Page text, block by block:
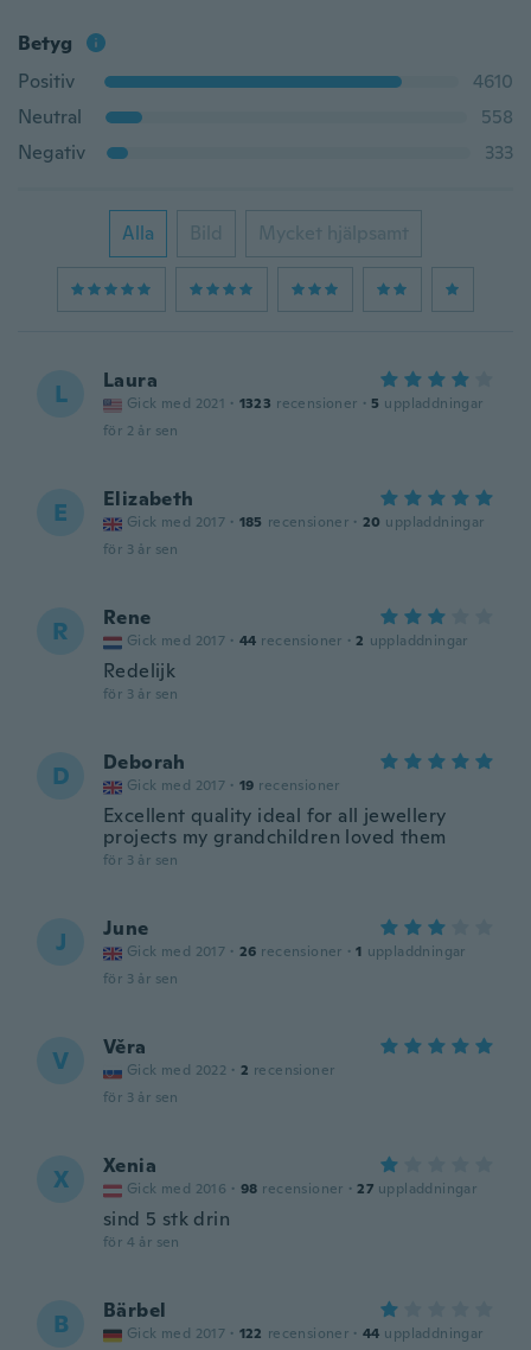
Betyg
Positiv
4610
Neutral
558
Negativ
333
Alla Bild Mycket hjälpsamt
L Laura
Gick med 2021 · 1323 recensioner · 5 uppladdningar
för 2 år sen
E Elizabeth
Gick med 2017 · 185 recensioner · 20 uppladdningar
för 3 år sen
R Rene
Gick med 2017 · 44 recensioner · 2 uppladdningar
Redelijk
för 3 år sen
D Deborah
Gick med 2017 · 19 recensioner
Excellent quality ideal for all jewellery
projects my grandchildren loved them
för 3 år sen
J June
Gick med 2017 · 26 recensioner · 1 uppladdningar
för 3 år sen
V Věra
Gick med 2022 · 2 recensioner
för 3 år sen
X Xenia
Gick med 2016 · 98 recensioner · 27 uppladdningar
sind 5 stk drin
för 4 år sen
B Bärbel
Gick med 2017 · 122 recensioner · 44 uppladdningar